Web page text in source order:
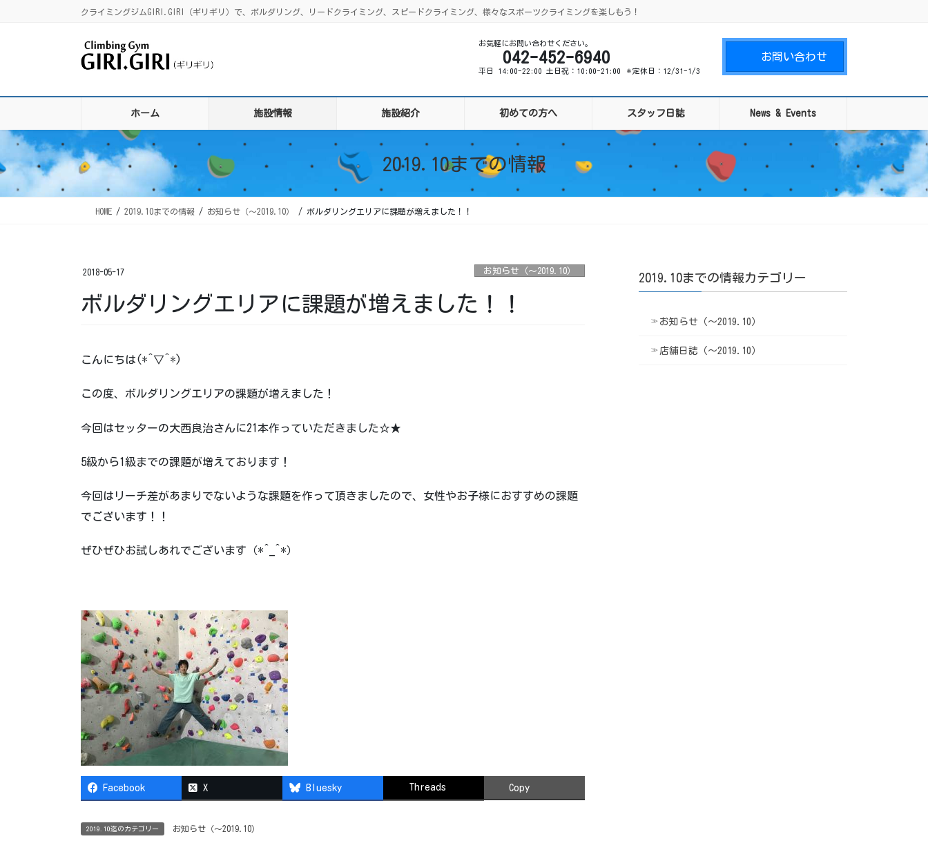
クライミングジムGIRI.GIRI（ギリギリ）で、ボルダリング、リードクライミング、スピードクライミング、様々なスポーツクライミングを楽しもう！
お気軽にお問い合わせください。
042-452-6940
平日 14:00-22:00 土日祝：10:00-21:00 ＊定休日：12/31-1/3
お問い合わせ
ホーム 施設情報 施設紹介 初めての方へ スタッフ日誌 News & Events
2019.10までの情報
HOME 2019.10までの情報 お知らせ（〜2019.10） ボルダリングエリアに課題が増えました！！
2018-05-17 お知らせ（〜2019.10）
ボルダリングエリアに課題が増えました！！
こんにちは(*^▽^*)
この度、ボルダリングエリアの課題が増えました！
今回はセッターの大西良治さんに21本作っていただきました☆★
5級から1級までの課題が増えております！
今回はリーチ差があまりでないような課題を作って頂きましたので、女性やお子様におすすめの課題
でございます！！
ぜひぜひお試しあれでございます（*^_^*）
Facebook X Bluesky Threads Copy
2019.10迄のカテゴリー お知らせ（〜2019.10）
2019.10までの情報カテゴリー
お知らせ（〜2019.10）
店舗日誌（〜2019.10）